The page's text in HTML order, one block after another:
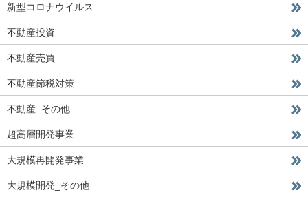
新型コロナウイルス
不動産投資
不動産売買
不動産節税対策
不動産_その他
超高層開発事業
大規模再開発事業
大規模開発_その他